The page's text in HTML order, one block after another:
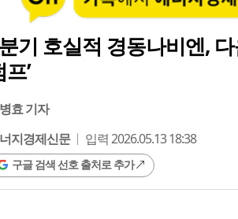
기 호실적 경동나비엔,
’
효 기자
지경제신문
입력 2026.05.13 18:38
구글 검색 선호 출처로 추가